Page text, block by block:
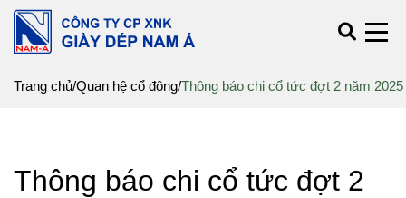
Trang chủ/Quan hệ cổ đông/Thông báo chi cổ tức đợt 2 năm 2025
Thông báo chi cổ tức đợt 2